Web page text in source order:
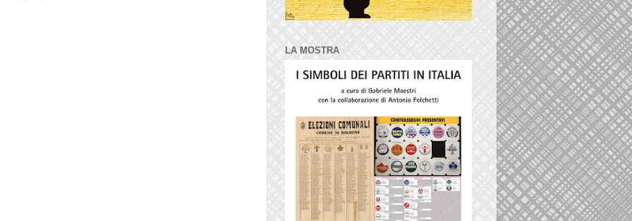
LA MOSTRA